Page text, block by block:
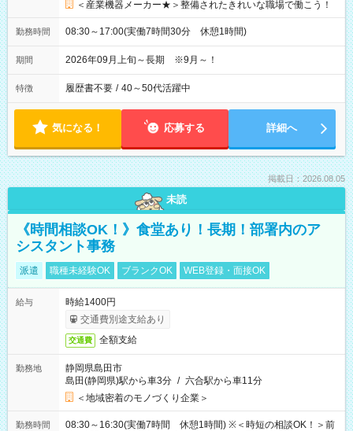
＜産業機器メーカー★＞整備されたきれいな職場で働こう！
勤務時間 08:30～17:00(実働7時間30分 休憩1時間)
期間 2026年09月上旬～長期 ※9月～！
特徴 履歴書不要 / 40～50代活躍中
気になる！ 応募する 詳細へ
掲載日：2026.08.05
未読
《時間相談OK！》食堂あり！長期！部署内のア
シスタント事務
派遣 職種未経験OK ブランクOK WEB登録・面接OK
給与
時給1400円
交通費別途支給あり
交通費 全額支給
勤務地
静岡県島田市
島田(静岡県)駅から車3分 / 六合駅から車11分
＜地域密着のモノづくり企業＞
勤務時間
08:30～16:30(実働7時間 休憩1時間) ※＜時短の相談OK！＞前